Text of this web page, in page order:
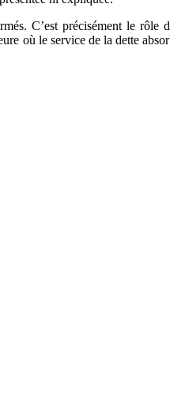
C’est précisément le
où le service de la dette